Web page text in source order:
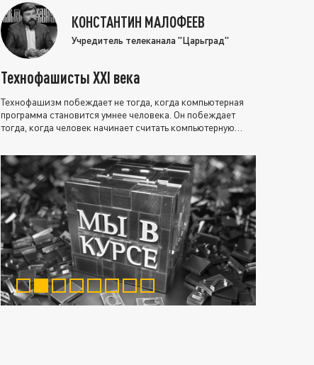
КОНСТАНТИН МАЛОФЕЕВ
Учредитель телеканала "Царьград"
Технофашисты XXI века
Технофашизм побеждает не тогда, когда компьютерная
программа становится умнее человека. Он побеждает
тогда, когда человек начинает считать компьютерную